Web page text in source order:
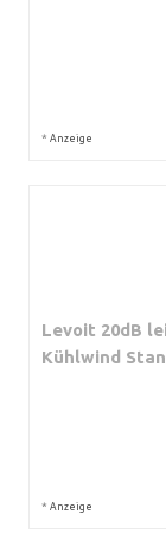
* Anzeige
Levoit 20dB
Kühlwind
* Anzeige